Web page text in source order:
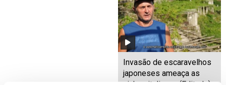
Invasão de escaravelhos
japoneses ameaça as